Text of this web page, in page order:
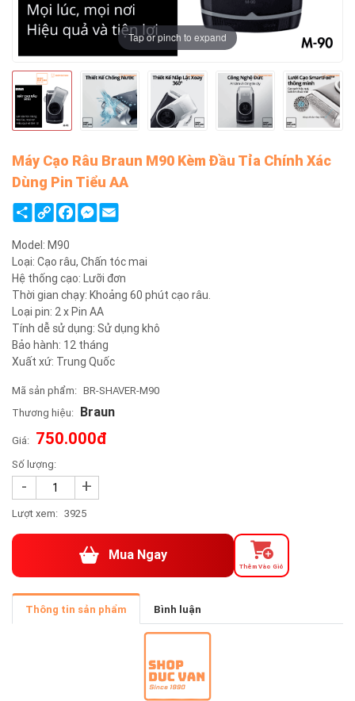
Tap or pinch to expand
Máy Cạo Râu Braun M90 Kèm Đầu Tỉa Chính Xác
Dùng Pin Tiểu AA
ShareCopy
Link
FacebookMessenger
Email
Model: M90
Loại: Cạo râu, Chấn tóc mai
Hệ thống cạo: Lưỡi đơn
Thời gian chạy: Khoảng 60 phút cạo râu.
Loại pin: 2 x Pin AA
Tính dễ sử dụng: Sử dụng khô
Bảo hành: 12 tháng
Xuất xứ: Trung Quốc
Mã sản phẩm: BR-SHAVER-M90
Thương hiệu: Braun
Giá: 750.000đ
Số lượng:
- +
Lượt xem: 3925
Mua Ngay
Thêm Vào Giỏ
Thông tin sản phẩm Bình luận